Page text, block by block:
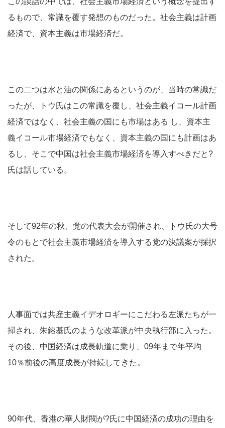
るもので、常識を覆す発想のものだった。社会主義は計画
経済で、資本主義は市場経済だ。
この二つは水と油の関係にあるというのが、当時の常識だ
ったが、トウ氏はこの常識を覆し、社会主義イコール計画
経済ではなく、社会主義の国にも市場はある し、資本主
義イコール市場経済でもなく、資本主義の国にも計画はあ
るし、そこで中国は社会主義市場経済を導入すべきだと?
氏は話している。
そして92年の秋、党の代表大会が開催され、トウ氏の大号
令のもとで社会主義市場経済を導入する党の決議案が採択
された。
人事面では共産主義イデオロギーにこだわる左派たちが一
掃され、朱鎔基氏のような改革派が中央執行部に入った。
その後、中国経済は成長軌道に乗り、09年まで年平均
10％前後の高度成長が持続してきた。
90年代、香港の華人財閥が?氏に中国経済の成功の理由を